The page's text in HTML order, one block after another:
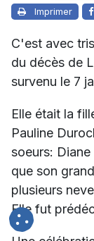
Imprimer
C'est avec
du décès de
survenu le 7
Elle était la
Pauline
soeurs:
que son
plusieurs
Elle fut